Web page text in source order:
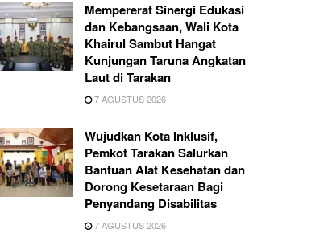
Mempererat Sinergi Edukasi
dan Kebangsaan, Wali Kota
Khairul Sambut Hangat
Kunjungan Taruna Angkatan
Laut di Tarakan
7 AGUSTUS 2026
Wujudkan Kota Inklusif,
Pemkot Tarakan Salurkan
Bantuan Alat Kesehatan dan
Dorong Kesetaraan Bagi
Penyandang Disabilitas
7 AGUSTUS 2026